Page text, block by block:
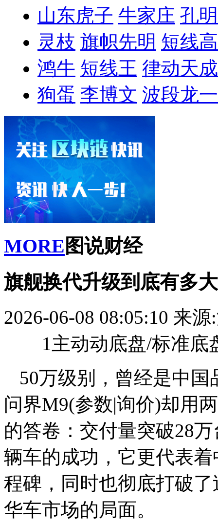
山东虎子 牛家庄 孔
灵枝 旗帜先明 短线
鸿牛 短线王 律动天成
狗蛋 李博文 波段龙一
MORE 图说财经
旗舰换代升级到底有多
2026-06-08 08:05:10 来源
1主动动底盘/标准
50万级别，曾经是中
问界M9(参数|询价)却用
的答卷：交付量突破28
辆车的成功，它更代表
程碑，同时也彻底打破
华车市场的局面。